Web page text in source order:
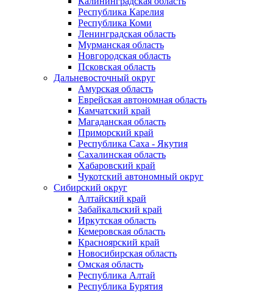
Республика Карелия
Республика Коми
Ленинградская область
Мурманская область
Новгородская область
Псковская область
Дальневосточный округ
Амурская область
Еврейская автономная область
Камчатский край
Магаданская область
Приморский край
Республика Саха - Якутия
Сахалинская область
Хабаровский край
Чукотский автономный округ
Сибирский округ
Алтайский край
Забайкальский край
Иркутская область
Кемеровская область
Красноярский край
Новосибирская область
Омская область
Республика Алтай
Республика Бурятия